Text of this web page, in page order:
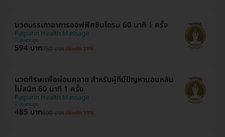
นวดบรรเทาอาการออฟฟิศซินโดรม 60 นาที 1 ครั้ง
Paiparin Health Massage
สะพานสูง
594 บาท750 บาท ประหยัด 21%
นวดศีรษะเพื่อผ่อนคลาย สำหรับผู้ที่มีปัญหานอนหลับ
ไม่สนิท 60 นาที 1 ครั้ง
Paiparin Health Massage
สะพานสูง
485 บาท600 บาท ประหยัด 19%